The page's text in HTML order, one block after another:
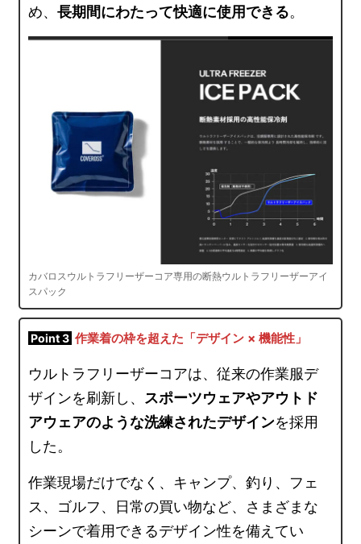
め、長期間にわたって快適に使用できる。
カバロスウルトラフリーザーコア専用の断熱ウルトラフリーザーアイ
スパック
Point 3 作業着の枠を超えた「デザイン × 機能性」
ウルトラフリーザーコアは、従来の作業服デ
ザインを刷新し、 スポーツウェアやアウトド
アウェアのような洗練されたデザインを採用
した。
作業現場だけでなく、キャンプ、釣り、フェ
ス、ゴルフ、日常の買い物など、さまざまな
シーンで着用できるデザイン性を備えてい